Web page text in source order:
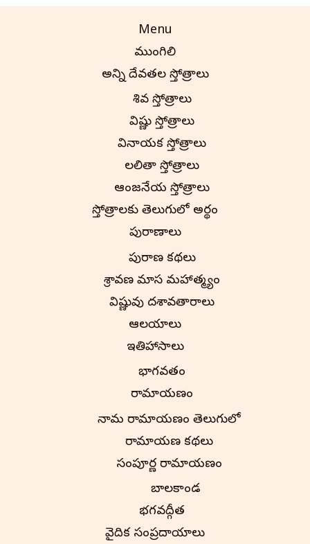
Menu
ముంగిలి
అన్ని దేవతల స్తోత్రాలు
శివ స్తోత్రాలు
విష్ణు స్తోత్రాలు
వినాయక స్తోత్రాలు
లలితా స్తోత్రాలు
ఆంజనేయ స్తోత్రాలు
స్తోత్రాలకు తెలుగులో అర్థం
పురాణాలు
పురాణ కథలు
శ్రావణ మాస మహాత్మ్యం
విష్ణువు దశావతారాలు
ఆలయాలు
ఇతిహాసాలు
భాగవతం
రామాయణం
నామ రామాయణం తెలుగులో
రామాయణ కథలు
సంపూర్ణ రామాయణం
బాలకాండ
భగవద్గీత
వైదిక సంప్రదాయాలు